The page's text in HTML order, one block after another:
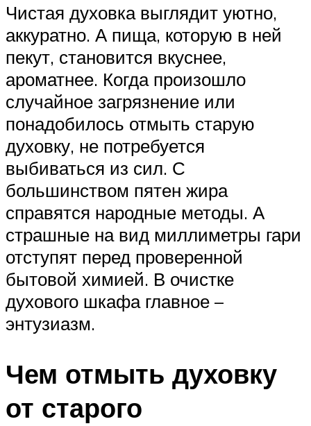
Чистая духовка выглядит уютно,
аккуратно. А пища, которую в ней
пекут, становится вкуснее,
ароматнее. Когда произошло
случайное загрязнение или
понадобилось отмыть старую
духовку, не потребуется
выбиваться из сил. С
большинством пятен жира
справятся народные методы. А
страшные на вид миллиметры гари
отступят перед проверенной
бытовой химией. В очистке
духового шкафа главное –
энтузиазм.
Чем отмыть духовку
от старого